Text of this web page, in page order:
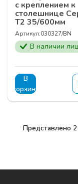
с креплением к
столешнице
Т2 35/600мм
Артикул:030327/BN
В наличии
В
корзину
Представлено 2